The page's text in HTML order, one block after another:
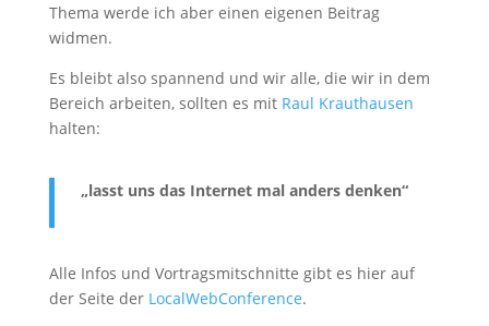
Thema werde ich aber einen eigenen Beitrag
widmen.
Es bleibt also spannend und wir alle, die wir in dem
Bereich arbeiten, sollten es mit Raul Krauthausen
halten:
„lasst uns das Internet mal anders denken“
Alle Infos und Vortragsmitschnitte gibt es hier auf
der Seite der LocalWebConference.